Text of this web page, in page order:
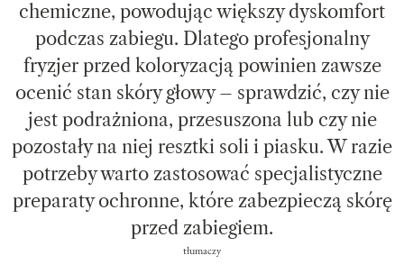
chemiczne, powodując większy dyskomfort
podczas zabiegu. Dlatego profesjonalny
fryzjer przed koloryzacją powinien zawsze
ocenić stan skóry głowy – sprawdzić, czy nie
jest podrażniona, przesuszona lub czy nie
pozostały na niej resztki soli i piasku. W razie
potrzeby warto zastosować specjalistyczne
preparaty ochronne, które zabezpieczą skórę
przed zabiegiem.
tłumaczy